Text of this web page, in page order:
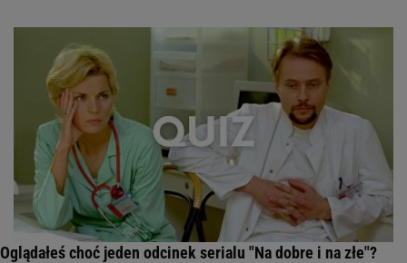
Oglądałeś choć jeden odcinek serialu "Na dobre i na złe"?